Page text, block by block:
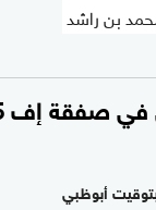
بن راشد